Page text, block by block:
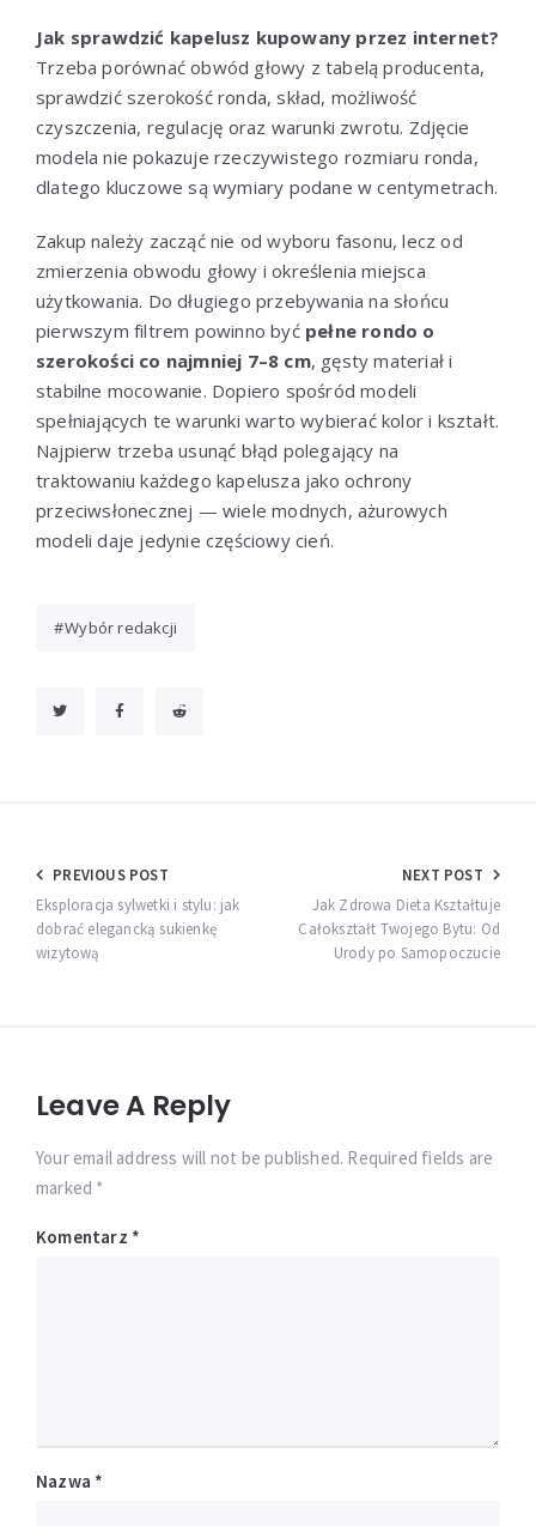
Jak sprawdzić kapelusz kupowany przez internet?
Trzeba porównać obwód głowy z tabelą producenta,
sprawdzić szerokość ronda, skład, możliwość
czyszczenia, regulację oraz warunki zwrotu. Zdjęcie
modela nie pokazuje rzeczywistego rozmiaru ronda,
dlatego kluczowe są wymiary podane w centymetrach.
Zakup należy zacząć nie od wyboru fasonu, lecz od
zmierzenia obwodu głowy i określenia miejsca
użytkowania. Do długiego przebywania na słońcu
pierwszym filtrem powinno być pełne rondo o
szerokości co najmniej 7–8 cm, gęsty materiał i
stabilne mocowanie. Dopiero spośród modeli
spełniających te warunki warto wybierać kolor i kształt.
Najpierw trzeba usunąć błąd polegający na
traktowaniu każdego kapelusza jako ochrony
przeciwsłonecznej — wiele modnych, ażurowych
modeli daje jedynie częściowy cień.
Wybór redakcji
Nawigacja
wpisu
PREVIOUS POST
Eksploracja sylwetki i stylu: jak
dobrać elegancką sukienkę
wizytową
NEXT POST
Jak Zdrowa Dieta Kształtuje
Całokształt Twojego Bytu: Od
Urody po Samopoczucie
Leave A Reply
Your email address will not be published. Required fields are
marked *
Komentarz *
Nazwa *